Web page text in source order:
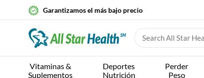
Garantizamos el más bajo precio
Vitaminas &
Suplementos
Deportes
Nutrición
Perder
Peso